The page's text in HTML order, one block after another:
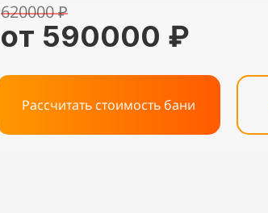
620000 ₽
от 590000 ₽
Рассчитать стоимость бани